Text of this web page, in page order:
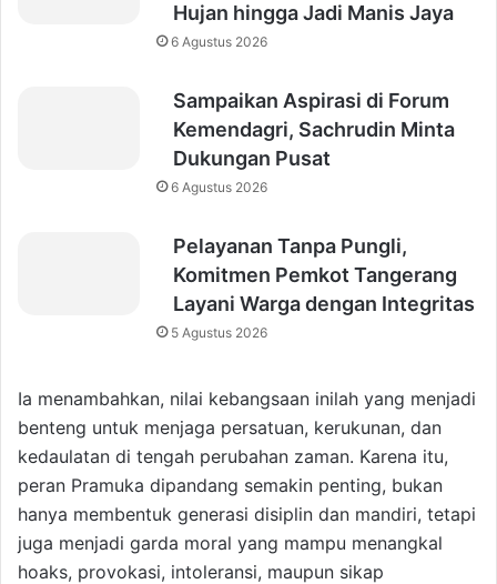
Hujan hingga Jadi Manis Jaya
6 Agustus 2026
Sampaikan Aspirasi di Forum
Kemendagri, Sachrudin Minta
Dukungan Pusat
6 Agustus 2026
Pelayanan Tanpa Pungli,
Komitmen Pemkot Tangerang
Layani Warga dengan Integritas
5 Agustus 2026
Ia menambahkan, nilai kebangsaan inilah yang menjadi
benteng untuk menjaga persatuan, kerukunan, dan
kedaulatan di tengah perubahan zaman. Karena itu,
peran Pramuka dipandang semakin penting, bukan
hanya membentuk generasi disiplin dan mandiri, tetapi
juga menjadi garda moral yang mampu menangkal
hoaks, provokasi, intoleransi, maupun sikap